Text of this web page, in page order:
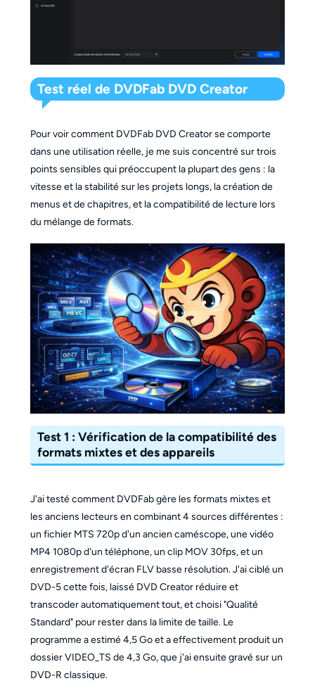
Test réel de DVDFab DVD Creator
Pour voir comment DVDFab DVD Creator se comporte
dans une utilisation réelle, je me suis concentré sur trois
points sensibles qui préoccupent la plupart des gens : la
vitesse et la stabilité sur les projets longs, la création de
menus et de chapitres, et la compatibilité de lecture lors
du mélange de formats.
Test 1 : Vérification de la compatibilité des
formats mixtes et des appareils
J'ai testé comment DVDFab gère les formats mixtes et
les anciens lecteurs en combinant 4 sources différentes :
un fichier MTS 720p d'un ancien caméscope, une vidéo
MP4 1080p d'un téléphone, un clip MOV 30fps, et un
enregistrement d'écran FLV basse résolution. J'ai ciblé un
DVD-5 cette fois, laissé DVD Creator réduire et
transcoder automatiquement tout, et choisi "Qualité
Standard" pour rester dans la limite de taille. Le
programme a estimé 4,5 Go et a effectivement produit un
dossier VIDEO_TS de 4,3 Go, que j'ai ensuite gravé sur un
DVD-R classique.